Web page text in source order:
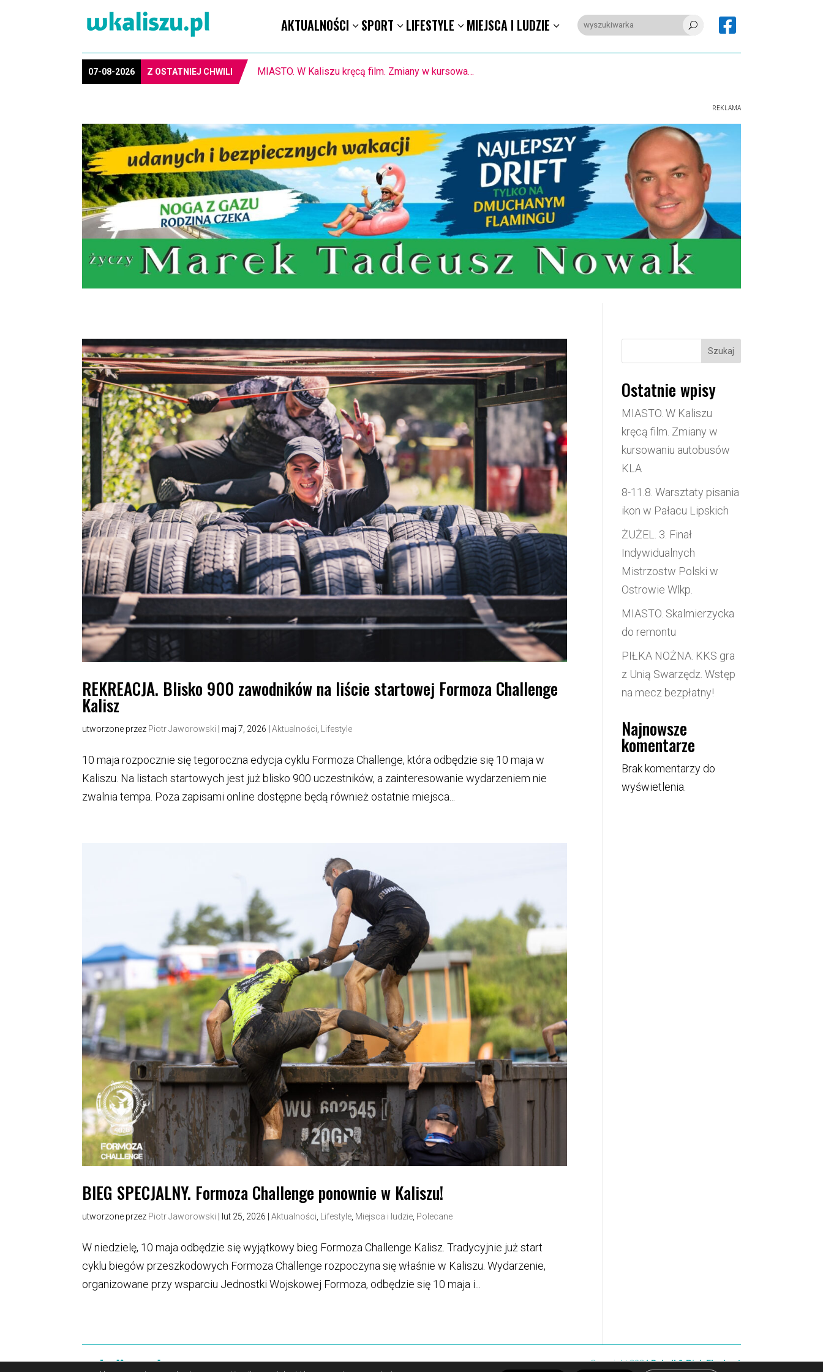
AKTUALNOŚCI SPORT LIFESTYLE MIEJSCA I LUDZIE U 
07-08-2026 Z OSTATNIEJ CHWILI 8-11.8. Warsztaty pisania ikon w Pałacu Lipskich
REKLAMA
REKREACJA. Blisko 900 zawodników na liście startowej Formoza Challenge
Kalisz
utworzone przez Piotr Jaworowski maj 7, 2026 |Aktualności Lifestyle
10 maja rozpocznie się tegoroczna edycja cyklu Formoza Challenge, która odbędzie się 10 maja w
Kaliszu. Na listach startowych jest już blisko 900 uczestników, a zainteresowanie wydarzeniem nie
zwalnia tempa. Poza zapisami online dostępne będą również ostatnie miejsca...
BIEG SPECJALNY. Formoza Challenge ponownie w Kaliszu!
utworzone przez Piotr Jaworowski | lut 25, 2026 |Aktualności Lifestyle Miejsca i ludzie Polecane
W niedzielę, 10 maja odbędzie się wyjątkowy bieg Formoza Challenge Kalisz. Tradycyjnie już start
cyklu biegów przeszkodowych Formoza Challenge rozpoczyna się właśnie w Kaliszu. Wydarzenie,
organizowane przy wsparciu Jednostki Wojskowej Formoza, odbędzie się 10 maja i...
Szukaj
Ostatnie wpisy
MIASTO. W Kaliszu
kręcą film. Zmiany w
kursowaniu autobusów
KLA
8-11.8. Warsztaty pisania
ikon w Pałacu Lipskich
ŻUŻEL. 3. Finał
Indywidualnych
Mistrzostw Polski w
Ostrowie Wlkp.
MIASTO. Skalmierzycka
do remontu
PIŁKA NOŻNA. KKS gra
z Unią Swarzędz. Wstęp
na mecz bezpłatny!
Najnowsze
komentarze
Brak komentarzy do
wyświetlenia.
Copyright 2024Rebell & Pink Elephant